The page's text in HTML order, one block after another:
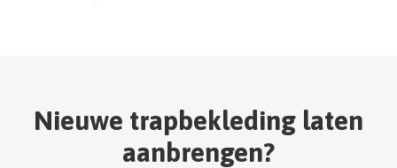
Nieuwe trapbekleding laten
aanbrengen?